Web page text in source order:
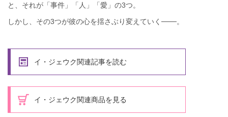
と、それが「事件」「人」「愛」の3つ。
しかし、その3つが彼の心を揺さぶり変えていく───。
イ・ジェウク関連記事を読む
イ・ジェウク関連商品を見る